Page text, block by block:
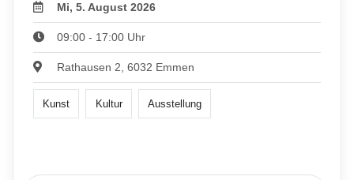
Mi, 5. August 2026
09:00 - 17:00 Uhr
Rathausen 2, 6032 Emmen
Kunst Kultur Ausstellung